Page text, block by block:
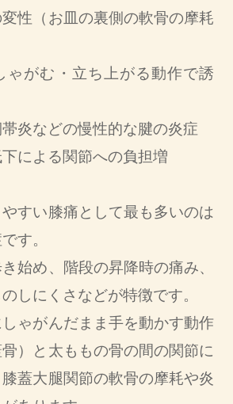
性（お皿の裏側の軟骨の摩耗
ゃがむ・立ち上がる動作で誘
炎などの慢性的な腱の炎症
による関節への負担増
すい膝痛として最も多いのは
す。
始め、階段の昇降時の痛み、
しにくさなどが特徴です。
ゃがんだまま手を動かす動作
）と太ももの骨の間の関節に
蓋大腿関節の軟骨の摩耗や炎